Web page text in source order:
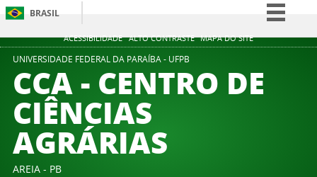
ACESSIBILIDADE ALTO CONTRASTE MAPA DO SITE
BRASIL
Simplifique!
Participe
UNIVERSIDADE FEDERAL DA PARAÍBA - UFPB
CCA - CENTRO DE
CIÊNCIAS
AGRÁRIAS
AREIA - PB